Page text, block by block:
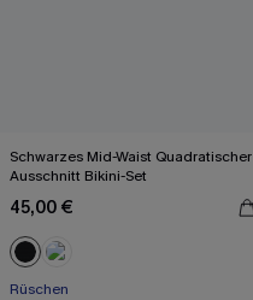
Schwarzes Mid-Waist Quadratischer
Ausschnitt Bikini-Set
45,00 €
Rüschen